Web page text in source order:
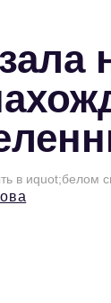
в иquot;белом